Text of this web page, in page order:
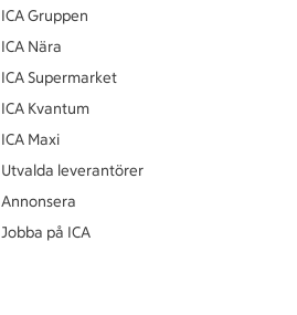
ICA Gruppen
ICA Nära
ICA Supermarket
ICA Kvantum
ICA Maxi
Utvalda leverantörer
Annonsera
Jobba på ICA